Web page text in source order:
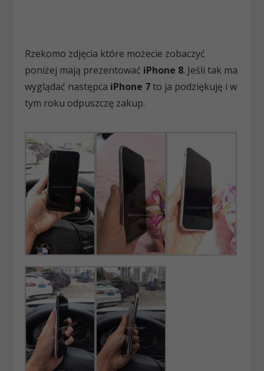
Rzekomo zdjęcia które możecie zobaczyć
poniżej mają prezentować iPhone 8. Jeśli tak ma
wyglądać następca iPhone 7to ja podziękuję i w
tym roku odpuszczę zakup.